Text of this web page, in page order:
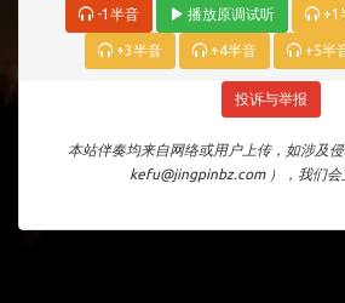
-1半音 播放原调试听 +1
+3半音 +4半音 +5半
投诉与举报
本站伴奏均来自网络或用户上传，如涉及
kefu@jingpinbz.com ），我们会